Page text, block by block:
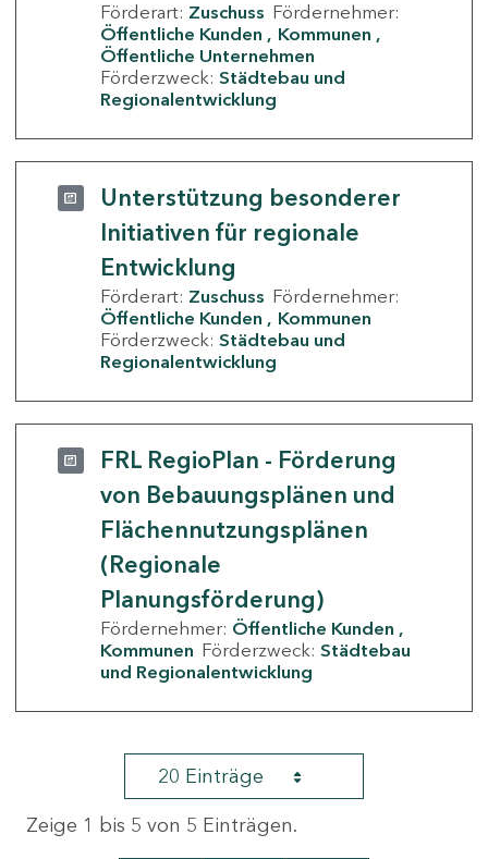
Förderart: Zuschuss Fördernehmer:
Öffentliche Kunden
Kommunen
Öffentliche Unternehmen
Förderzweck: Städtebau und
Regionalentwicklung
Unterstützung besonderer
Initiativen für regionale
Entwicklung
Förderart: Zuschuss Fördernehmer:
Öffentliche Kunden
Kommunen
Förderzweck: Städtebau und
Regionalentwicklung
FRL RegioPlan - Förderung
von Bebauungsplänen und
Flächennutzungsplänen
(Regionale
Planungsförderung)
Fördernehmer: Öffentliche Kunden
Kommunen Förderzweck: Städtebau
und Regionalentwicklung
20 Einträge
Zeige 1 bis 5 von 5 Einträgen.